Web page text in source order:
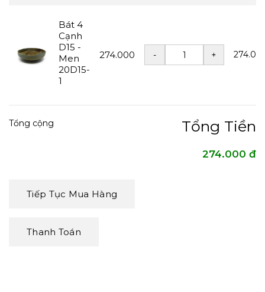
Bát 4
Cạnh
D15 -
Men
20D15-
1
274.000
Tổng Tiền
Tổng cộng
274.000 đ
Tiếp Tục Mua Hàng
Thanh Toán